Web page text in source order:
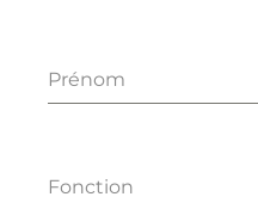
Prénom
Fonction